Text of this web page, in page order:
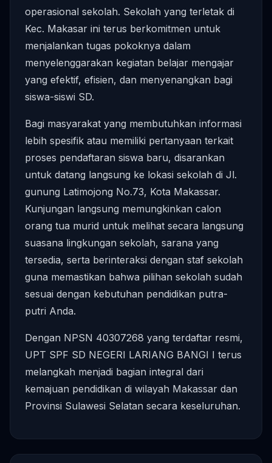
operasional sekolah. Sekolah yang terletak di
Kec. Makasar ini terus berkomitmen untuk
menjalankan tugas pokoknya dalam
menyelenggarakan kegiatan belajar mengajar
yang efektif, efisien, dan menyenangkan bagi
siswa-siswi SD.
Bagi masyarakat yang membutuhkan informasi
lebih spesifik atau memiliki pertanyaan terkait
proses pendaftaran siswa baru, disarankan
untuk datang langsung ke lokasi sekolah di Jl.
gunung Latimojong No.73, Kota Makassar.
Kunjungan langsung memungkinkan calon
orang tua murid untuk melihat secara langsung
suasana lingkungan sekolah, sarana yang
tersedia, serta berinteraksi dengan staf sekolah
guna memastikan bahwa pilihan sekolah sudah
sesuai dengan kebutuhan pendidikan putra-
putri Anda.
Dengan NPSN 40307268 yang terdaftar resmi,
UPT SPF SD NEGERI LARIANG BANGI I terus
melangkah menjadi bagian integral dari
kemajuan pendidikan di wilayah Makassar dan
Provinsi Sulawesi Selatan secara keseluruhan.